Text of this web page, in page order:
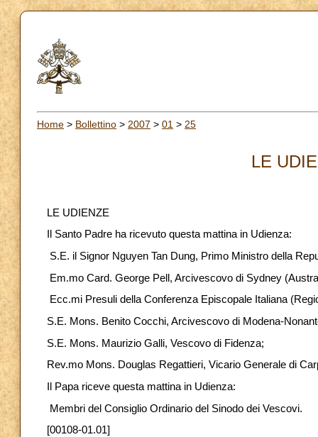
Home > Bollettino > 2007 > 01 > 25
LE
LE UDIENZE
Il Santo Padre ha ricevuto questa mattina in Udienza:
S.E. il Signor Nguyen Tan Dung, Primo Ministro della
Em.mo Card. George Pell, Arcivescovo di Sydney
Ecc.mi Presuli della Conferenza Episcopale Italiana
S.E. Mons. Benito Cocchi, Arcivescovo di Modena-
S.E. Mons. Maurizio Galli, Vescovo di Fidenza;
Rev.mo Mons. Douglas Regattieri, Vicario Generale di
Il Papa riceve questa mattina in Udienza:
Membri del Consiglio Ordinario del Sinodo dei Vescovi.
[00108-01.01]